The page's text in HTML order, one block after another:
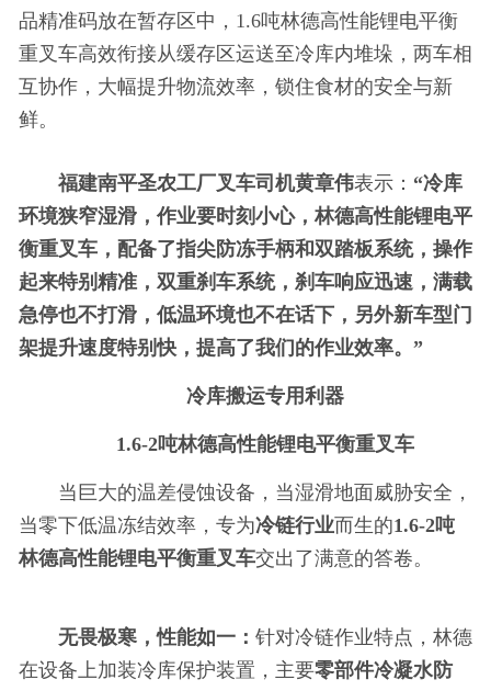
品精准码放在暂存区中，1.6吨林德高性能锂电平衡
重叉车高效衔接从缓存区运送至冷库内堆垛，两车相
互协作，大幅提升物流效率，锁住食材的安全与新
鲜。
福建南平圣农工厂叉车司机黄章伟表示： “冷库
环境狭窄湿滑，作业要时刻小心，林德高性能锂电平
衡重叉车，配备了指尖防冻手柄和双踏板系统，操作
起来特别精准，双重刹车系统，刹车响应迅速，满载
急停也不打滑，低温环境也不在话下，另外新车型门
架提升速度特别快，提高了我们的作业效率。”
冷库搬运专用利器
1.6-2吨林德高性能锂电平衡重叉车
当巨大的温差侵蚀设备，当湿滑地面威胁安全，
当零下低温冻结效率，专为冷链行业而生的1.6-2吨
林德高性能锂电平衡重叉车交出了满意的答卷。
无畏极寒，性能如一 ： 针对冷链作业特点，林德
在设备上加装冷库保护装置，主要零部件冷凝水防